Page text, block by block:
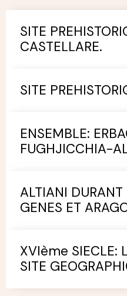
SITE
CASTELLARE.
SITE
ENSEMBLE:
FUGHJICCHIA-
ALTIANI DURANT
GENES ET
XVIème SIECLE:
SITE